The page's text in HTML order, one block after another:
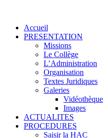
Accueil
PRESENTATION
Missions
Le Collège
L’Administration
Organisation
Textes Juridiques
Galeries
Vidéothèque
Images
ACTUALITES
PROCEDURES
Saisir la HAC